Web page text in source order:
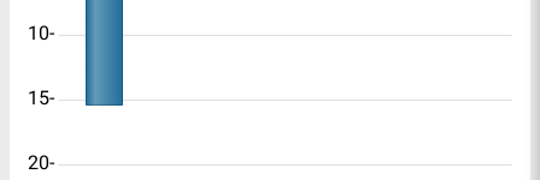
-20
-15
-10